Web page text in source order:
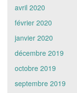
avril 2020
février 2020
janvier 2020
décembre 2019
octobre 2019
septembre 2019